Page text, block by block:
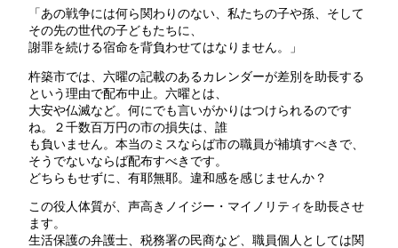
「あの戦争には何ら関わりのない、私たちの子や孫、そして
その先の世代の子どもたちに、
謝罪を続ける宿命を背負わせてはなりません。」
杵築市では、六曜の記載のあるカレンダーが差別を助長する
という理由で配布中止。六曜とは、
大安や仏滅など。何にでも言いがかりはつけられるのです
ね。２千数百万円の市の損失は、誰
も負いません。本当のミスならば市の職員が補填すべきで、
そうでないならば配布すべきです。
どちらもせずに、有耶無耶。違和感を感じませんか？
この役人体質が、声高きノイジー・マイノリティを助長させ
ます。
生活保護の弁護士、税務署の民商など、職員個人としては関